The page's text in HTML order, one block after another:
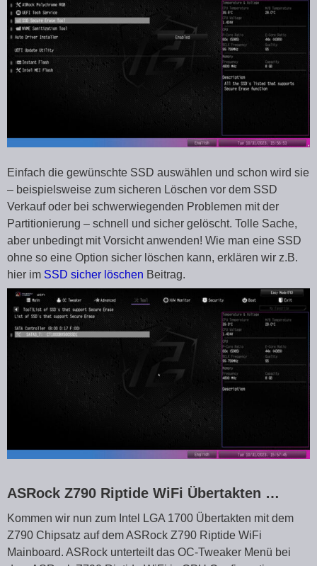
Einfach die gewünschte SSD auswählen und schon wird sie
– beispielsweise zum sicheren Löschen vor dem SSD
Verkauf oder bei schwerwiegenden Problemen mit der
Partitionierung – schnell und sicher gelöscht. Tolle Sache,
aber unbedingt mit Vorsicht anwenden! Wie man eine SSD
ohne so eine Option sicher löschen kann, erklären wir z.B.
hier im SSD sicher löschen Beitrag.
ASRock Z790 Riptide WiFi Übertakten …
Kommen wir nun zum Intel LGA 1700 Übertakten mit dem
Z790 Chipsatz auf dem ASRock Z790 Riptide WiFi
Mainboard. ASRock unterteilt das OC-Tweaker Menü bei